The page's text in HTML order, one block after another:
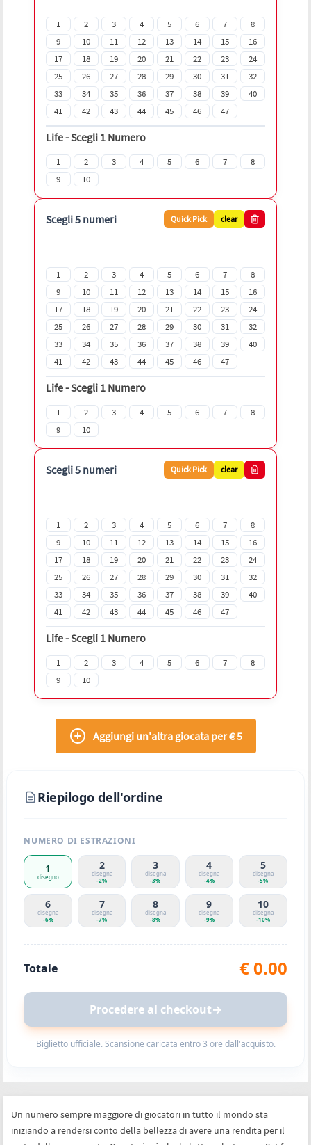
1 2 3 4 5 6 7
8
9
10 11 12 13 14 15
16
17
18 19 20 21 22 23
24
25
26 27 28 29 30 31
32
33
34 35 36 37 38 39
40
41
42 43 44 45 46 47
Life-Scegli 1 Numero
1 2 3 4 5 6 7
8
9
10
Scegli 5 numeri Quick Pick clear
1 2 3 4 5 6 7
8
9
10 11 12 13 14 15
16
17
18 19 20 21 22 23
24
25
26 27 28 29 30 31
32
33
34 35 36 37 38 39
40
41
42 43 44 45 46 47
Life-Scegli 1 Numero
1 2 3 4 5 6 7
8
9
10
Scegli 5 numeri Quick Pick clear
1 2 3 4 5 6 7
8
9
10 11 12 13 14 15
16
17
18 19 20 21 22 23
24
25
26 27 28 29 30 31
32
33
34 35 36 37 38 39
40
41
42 43 44 45 46 47
Life-Scegli 1 Numero
1 2 3 4 5 6 7
8
9
10
Aggiungi un'altra giocata per € 5
Riepilogo dell'ordine
NUMERO DI ESTRAZIONI
1
disegno
2
disegna
-2%
3
disegna
-3%
4
disegna
-4%
5
disegna
-5%
6
disegna
-6%
7
disegna
-7%
8
disegna
-8%
9
disegna
-9%
10
disegna
-10%
Totale €0.00
Procedere al checkout→
Biglietto ufficiale. Scansione caricata entro 3 ore dall'acquisto.
Un numero sempre maggiore di giocatori in tutto il mondo sta
iniziando a rendersi conto della bellezza di avere una rendita per il